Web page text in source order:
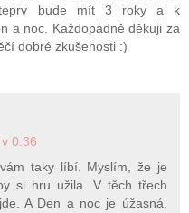
bude mít 3 roky a k
a noc. Každopádně děkuji za
dobré zkušenosti :)
0:36
taky líbí. Myslím, že je
si hru užila. V těch třech
A Den a noc je úžasná,